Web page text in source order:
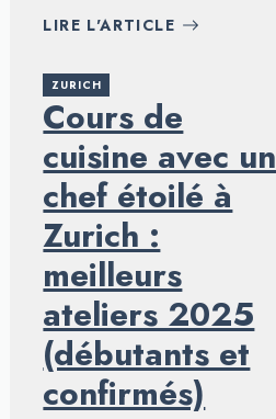
LIRE L'ARTICLE
ZURICH
Cours de
cuisine avec un
chef étoilé à
Zurich :
meilleurs
ateliers 2025
(débutants et
confirmés)